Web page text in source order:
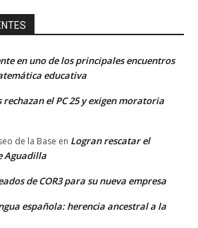
en uno de los principales encuentros
educativa
rechazan el PC 25 y exigen moratoria
de la Base en Logran rescatar el
Aguadilla
de COR3 para su nueva empresa
española: herencia ancestral a la